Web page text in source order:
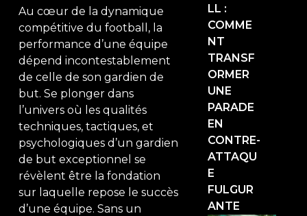
Au cœur de la dynamique
compétitive du football, la
performance d’une équipe
dépend incontestablement
de celle de son gardien de
but. Se plonger dans
l’univers où les qualités
techniques, tactiques, et
psychologiques d’un gardien
de but exceptionnel se
révèlent être la fondation
sur laquelle repose le succès
d’une équipe. Sans un
LL :
COMME
NT
TRANSF
ORMER
UNE
PARADE
EN
CONTRE-
ATTAQU
E
FULGUR
ANTE